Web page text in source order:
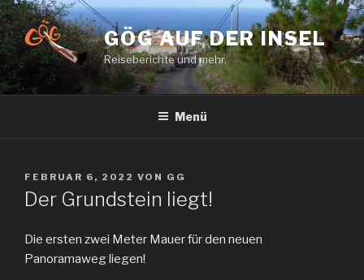
Zum
Inhalt
springen
GÖG AUF DER INSEL
Reiseberichte und mehr.
Menü
VERÖFFENTLICHT
AM
FEBRUAR 6, 2022 VON GG
Der Grundstein liegt!
Die ersten zwei Meter Mauer für den neuen
Panoramaweg liegen!